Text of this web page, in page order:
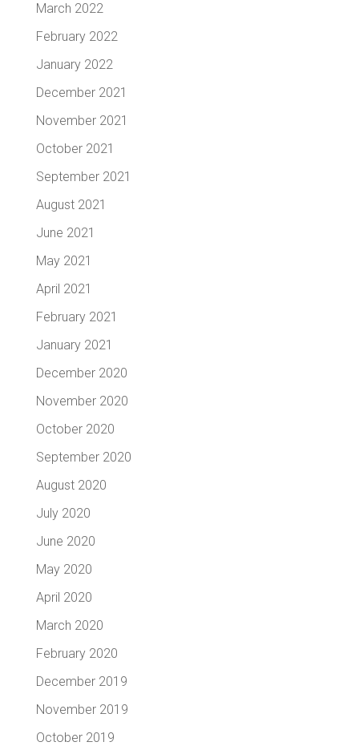
March 2022
February 2022
January 2022
December 2021
November 2021
October 2021
September 2021
August 2021
June 2021
May 2021
April 2021
February 2021
January 2021
December 2020
November 2020
October 2020
September 2020
August 2020
July 2020
June 2020
May 2020
April 2020
March 2020
February 2020
December 2019
November 2019
October 2019